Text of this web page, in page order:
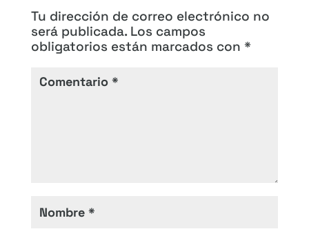
Tu dirección de correo electrónico no
será publicada. Los campos
obligatorios están marcados con *